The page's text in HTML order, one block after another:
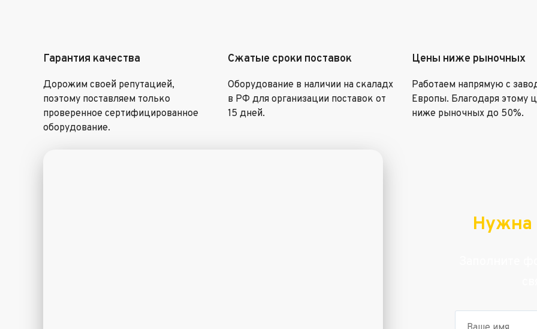
Гарантия качества
Дорожим своей репутацией,
поэтому поставляем только
проверенное сертифицированное
оборудование.
Сжатые сроки поставок
Оборудование в наличии на скаладх
в РФ для организации поставок от
15 дней.
Цены ниже рыночных
Работаем напрямую с
Европы. Благодаря этому
ниже рыночных до 50%.
Нужна